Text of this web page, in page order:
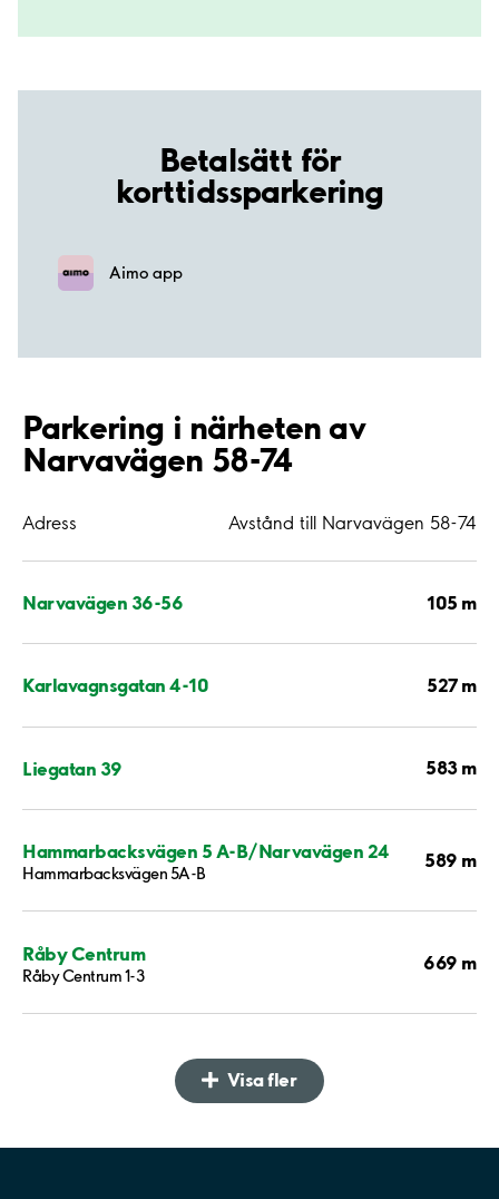
Betalsätt för
korttidssparkering
Aimo app
Parkering i närheten av
Narvavägen 58-74
Adress Avstånd till Narvavägen 58-74
Narvavägen 36-56 105 m
Karlavagnsgatan 4-10 527 m
Liegatan 39 583 m
Hammarbacksvägen 5 A-B/Narvavägen 24
Hammarbacksvägen 5A-B
589 m
Råby Centrum
Råby Centrum 1-3
669 m
Visa fler